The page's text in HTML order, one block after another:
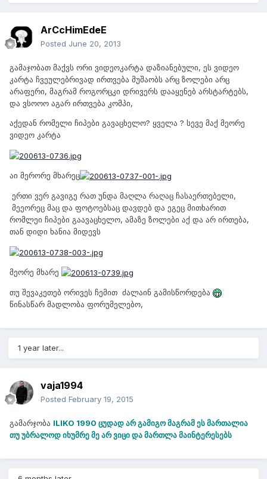
ArCcHimEdeE
Posted June 20, 2013
გამაჯობათ მაქვს ორი ვიდეოკარტა დაზიანებული, ეს ვიდეო
კარტა ჩვეულებრივად ირთვება მუშაობს არც ზოლები არც
არაფერი, მაგრამ როგორცკი დრივერს დააყენებ არსტარტებს,
და ვსოოო აგარ ირთვება კომპი,
აქედან რომელი ჩიპები გავაცხელო? ყველა ? სევე მაქ მეორე
ვიდეო კარტა
აი მერორე მხარეც
ერთი ვერ გავიგე რათ უნდა მაღლა რაღაც ჩასაერთებელი,
მეეორეც მაც და ფოტოებსაც დავდებ და ეგეც მითხარით
რომლეი ჩიპები გაავაცხელო, ამაზე ზოლები აქ და არ ირთება,
თან დიდი ხანია მიდევს
მეორე მხარე
თუ შევაკეთებ ორივეს ჩემით ძალაინ გამისწორდება
წინასწარ მადლობა ფორუმელებო,
1 year later...
vaja1994
Posted February 19, 2015
გამარჯობა ILIKO 1990 ცუდად არ გამიგო მაგრამ ეს მართალია
თუ უბრალოდ იხუმრე მე არ ვიცი და მართლა მაინტერესებს